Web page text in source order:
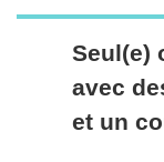
Seul(e)
avec
et un